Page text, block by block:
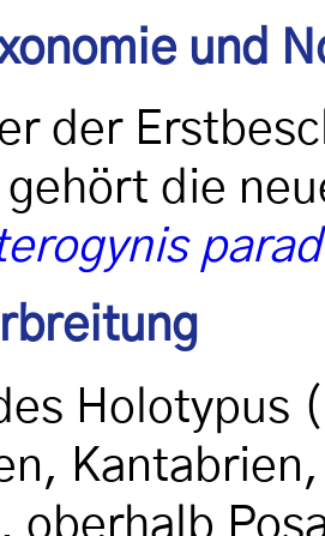
und
der
gehört die
Holotypus
oberhalb